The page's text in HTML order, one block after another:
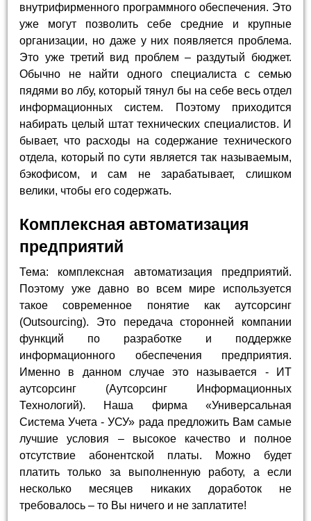
внутрифирменного программного обеспечения. Это
уже могут позволить себе средние и крупные
организации, но даже у них появляется проблема.
Это уже третий вид проблем – раздутый бюджет.
Обычно не найти одного специалиста с семью
пядями во лбу, который тянул бы на себе весь отдел
информационных систем. Поэтому приходится
набирать целый штат технических специалистов. И
бывает, что расходы на содержание технического
отдела, который по сути является так называемым,
бэкофисом, и сам не зарабатывает, слишком
велики, чтобы его содержать.
Комплексная автоматизация
предприятий
Тема: комплексная автоматизация предприятий.
Поэтому уже давно во всем мире используется
такое современное понятие как аутсорсинг
(Outsourcing). Это передача сторонней компании
функций по разработке и поддержке
информационного обеспечения предприятия.
Именно в данном случае это называется - ИТ
аутсорсинг (Аутсорсинг Информационных
Технологий). Наша фирма «Универсальная
Система Учета - УСУ» рада предложить Вам самые
лучшие условия – высокое качество и полное
отсутствие абонентской платы. Можно будет
платить только за выполненную работу, а если
несколько месяцев никаких доработок не
требовалось – то Вы ничего и не заплатите!